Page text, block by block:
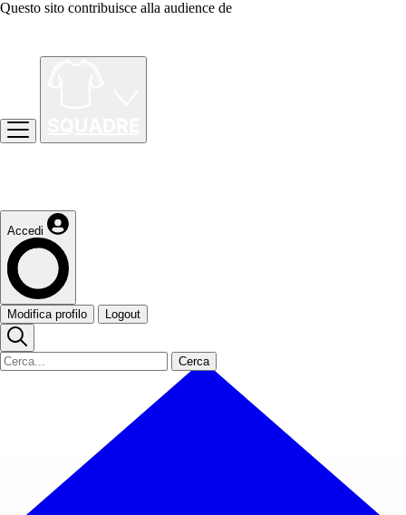
Questo sito contribuisce alla audience de
Accedi
Modifica profilo Logout
Cerca